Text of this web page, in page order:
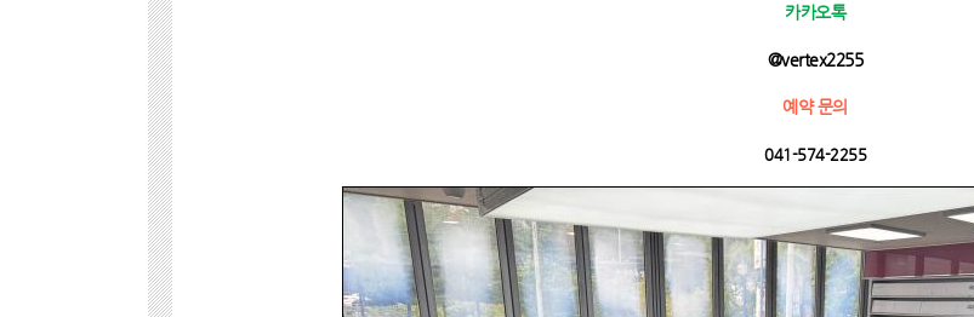
카카오톡
@vertex2255
예약 문의
041-574-2255